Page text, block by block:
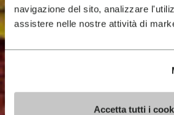
navigazione del sito, analizzare
assistere nelle nostre attività di
Accetta tutti i